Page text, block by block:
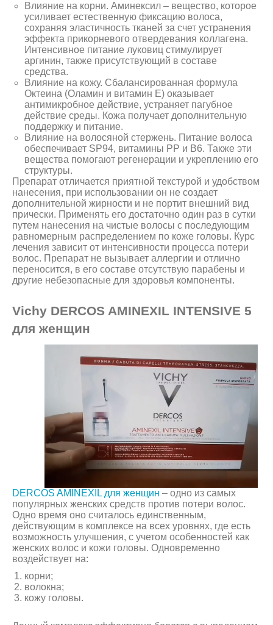
Влияние на корни. Аминексил – вещество, которое
усиливает естественную фиксацию волоса,
сохраняя эластичность тканей за счет устранения
эффекта прикорневого отвердевания коллагена.
Интенсивное питание луковиц стимулирует
аргинин, также присутствующий в составе
средства.
Влияние на кожу. Сбалансированная формула
Октеина (Оламин и витамин Е) оказывает
антимикробное действие, устраняет пагубное
действие среды. Кожа получает дополнительную
поддержку и питание.
Влияние на волосяной стержень. Питание волоса
обеспечивает SP94, витамины РР и В6. Также эти
вещества помогают регенерации и укреплению его
структуры.
Препарат отличается приятной текстурой и удобством
нанесения, при использовании он не создает
дополнительной жирности и не портит внешний вид
прически. Применять его достаточно один раз в сутки
путем нанесения на чистые волосы с последующим
равномерным распределением по коже головы. Курс
лечения зависит от интенсивности процесса потери
волос. Препарат не вызывает аллергии и отлично
переносится, в его составе отсутствую парабены и
другие небезопасные для здоровья компоненты.
Vichy DERCOS AMINEXIL INTENSIVE 5
для женщин
DERCOS AMINEXIL для женщин – одно из самых
популярных женских средств против потери волос.
Одно время оно считалось единственным,
действующим в комплексе на всех уровнях, где есть
возможность улучшения, с учетом особенностей как
женских волос и кожи головы. Одновременно
воздействует на:
корни;
волокна;
кожу головы.